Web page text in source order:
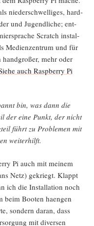
nie­der­schwel­li­ges, hard­
und Jugend­li­che; ent­
Scratch instal­
Medi­en­zen­trum und für
mehr oder
auch Raspber­ry Pi
bin, was dann die
der eine Punkt, der nicht
führt zu Pro­ble­men mit
weiterhilft.
Pi auch mit mei­nem
Netz) gekriegt. Klappt
ich die Instal­la­ti­on noch
beim Boo­ten haen­gen
son­dern dar­an, dass
mit diver­sen